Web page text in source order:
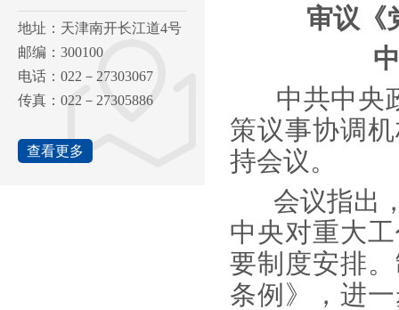
地址：天津南开长江道4号
邮编：300100
电话：022－27303067
传真：022－27305886
查看更多
审议《
中共中央政
策议事协调
持会议。
会议指出，
中央对重大
要制度安排
条例》，进